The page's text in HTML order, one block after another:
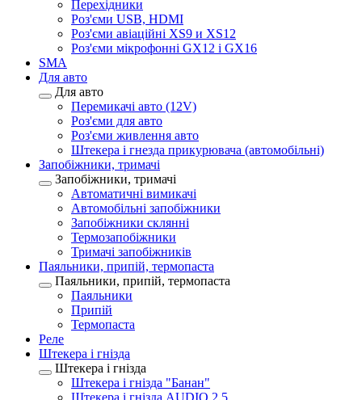
Перехідники
Роз'єми USB, HDMI
Роз'єми авіаційні XS9 и XS12
Роз'єми мікрофонні GX12 і GX16
SMA
Для авто
Для авто
Перемикачі авто (12V)
Роз'єми для авто
Роз'єми живлення авто
Штекера і гнезда прикурювача (автомобільні)
Запобіжники, тримачі
Запобіжники, тримачі
Автоматичні вимикачі
Автомобільні запобіжники
Запобіжники склянні
Термозапобіжники
Тримачі запобіжників
Паяльники, припій, термопаста
Паяльники, припій, термопаста
Паяльники
Припій
Термопаста
Реле
Штекера і гнізда
Штекера і гнізда
Штекера і гнізда "Банан"
Штекера і гнізда AUDIO 2,5